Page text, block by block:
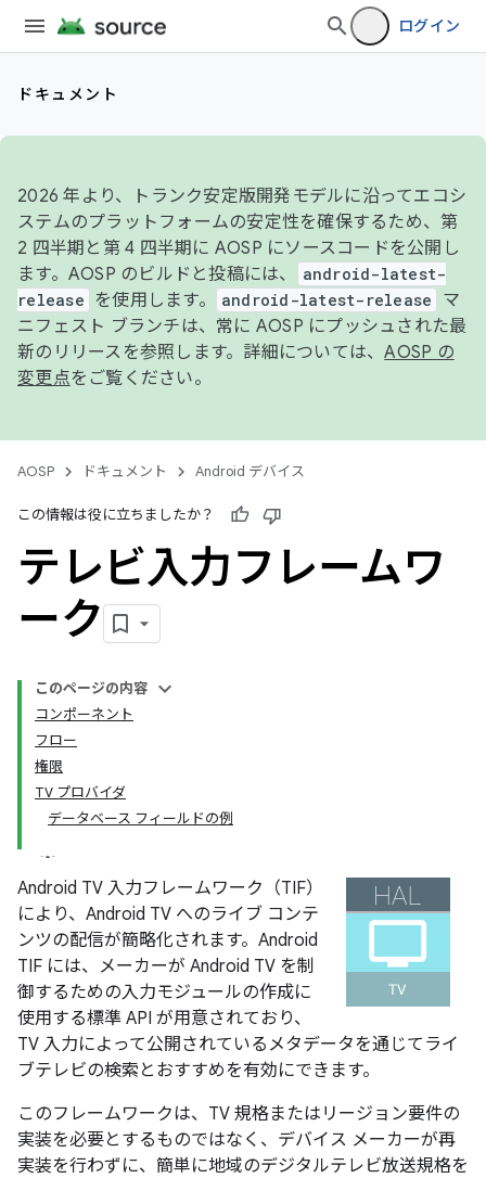
ログイン
ドキュメント
2026 年より、トランク安定版開発モデルに沿ってエコシ
ステムのプラットフォームの安定性を確保するため、第
2 四半期と第 4 四半期に AOSP にソースコードを公開し
ます。AOSP のビルドと投稿には、
android-latest-
release
を使用します。 android-latest-release
マ
ニフェスト ブランチは、常に AOSP にプッシュされた最
新のリリースを参照します。詳細については、AOSP の
変更点をご覧ください。
AOSP ドキュメント Android デバイス
この情報は役に立ちましたか？
テレビ入力フレームワ
ーク
このページの内容
コンポーネント
フロー
権限
TV プロバイダ
データベース フィールドの例
Android TV 入力フレームワーク（TIF）
により、Android TV へのライブ コンテ
ンツの配信が簡略化されます。Android
TIF には、メーカーが Android TV を制
御するための入力モジュールの作成に
使用する標準 API が用意されており、
TV 入力によって公開されているメタデータを通じてライ
ブテレビの検索とおすすめを有効にできます。
このフレームワークは、TV 規格またはリージョン要件の
実装を必要とするものではなく、デバイス メーカーが再
実装を行わずに、簡単に地域のデジタルテレビ放送規格を